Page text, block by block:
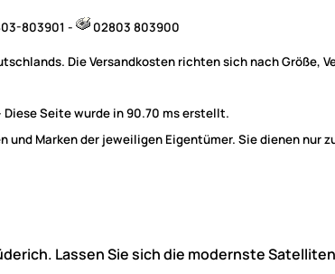
803901 - 02803 803900
Die Versandkosten richten sich nach Größe,
Seite wurde in 90.70 ms erstellt.
Marken der jeweiligen Eigentümer. Sie dienen
Lassen Sie sich die modernste